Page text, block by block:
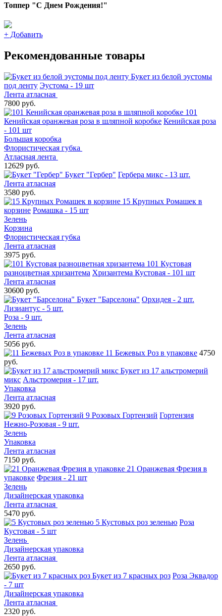
Топпер "С Днем Рождения!"
+ Добавить
Рекомендованные товары
Букет из белой эустомы
под ленту Эустома - 19 шт
Лента атласная
7800 руб.
101
Кенийская оранжевая роза в шляпной коробке Кенийская роза
- 101 шт
Большая коробка
Флористическая губка
Атласная лента
12629 руб.
Букет "Гербер" Гербера микс - 13 шт.
Лента атласная
3580 руб.
15 Крупных Ромашек в
корзине Ромашка - 15 шт
Зелень
Корзина
Флористическая губка
Лента атласная
3975 руб.
101 Кустовая
разноцветная хризантема Хризантема Кустовая - 101 шт
Лента атласная
30600 руб.
Букет "Барселона" Орхидея - 2 шт.
Лизиантус - 5 шт.
Роза - 9 шт.
Зелень
Лента атласная
5056 руб.
11 Бежевых Роз в упаковке 4750
руб.
Букет из 17 альстромерий
микс Альстромерия - 17 шт.
Упаковка
Лента атласная
3920 руб.
9 Розовых Гортензий Гортензия
Нежно-Розовая - 9 шт.
Зелень
Упаковка
Лента атласная
7150 руб.
21 Оранжевая Фрезия в
упаковке Фрезия - 21 шт
Зелень
Дизайнерская упаковка
Лента атласная
5470 руб.
5 Кустовых роз зеленью Роза
Кустовая - 5 шт
Зелень
Дизайнерская упаковка
Лента атласная
2650 руб.
Букет из 7 красных роз Роза Эквадор
- 7 шт
Дизайнерская упаковка
Лента атласная
2320 руб.